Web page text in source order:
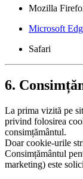
Mozilla
Microsoft
Safari
6.
La prima vizită pe
privind folosirea
consimțământul.
Doar cookie-urile
Consimțământul
marketing) este